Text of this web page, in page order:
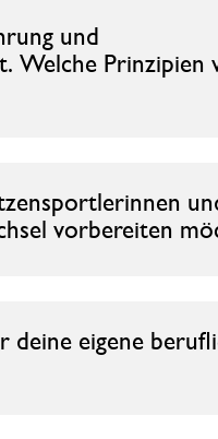
und
Welche Prinzipien
vorbereiten
deine eigene